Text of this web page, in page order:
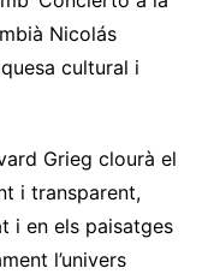
Nicolás
cultural i
Grieg clourà el
i transparent,
i en els paisatges
l’univers